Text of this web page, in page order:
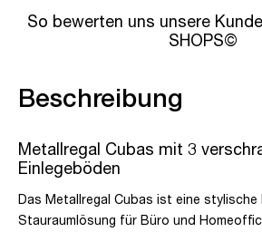
So bewerten uns unsere
SHOPS©
Beschreibung
Metallregal Cubas mit 3
Einlegeböden
Das Metallregal Cubas ist eine stylische
Stauraumlösung für Büro und